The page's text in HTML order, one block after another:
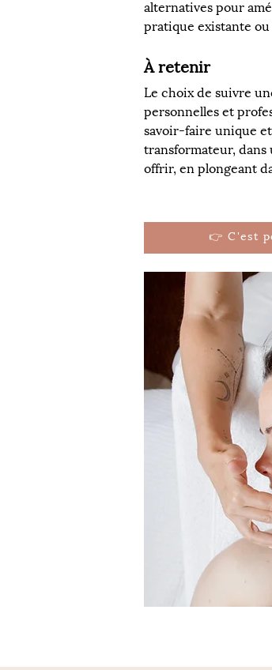
alternatives pour
pratique existante
À retenir
Le choix de suivre
personnelles et
savoir-faire unique
transformateur, dans
offrir, en plongeant
👉 C'est